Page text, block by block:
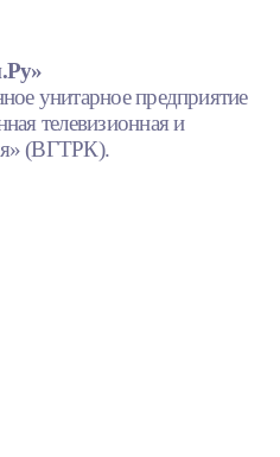
унитарное предприятие
телевизионная и
(ВГТРК).